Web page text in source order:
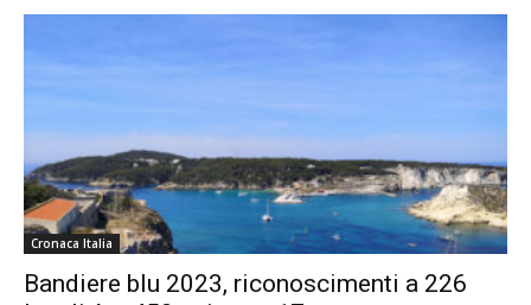
Cronaca Italia
Bandiere blu 2023, riconoscimenti a 226